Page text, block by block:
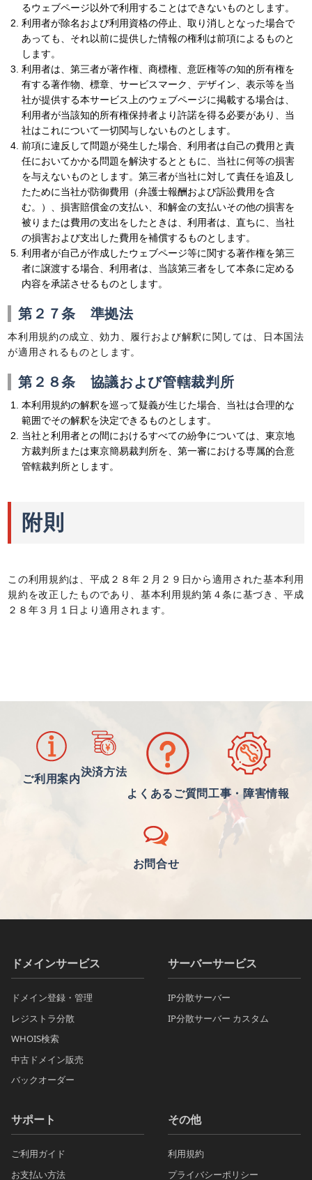
るウェブページ以外で利用することはできないものとします。
利用者が除名および利用資格の停止、取り消しとなった場合で
あっても、それ以前に提供した情報の権利は前項によるものと
します。
利用者は、第三者が著作権、商標権、意匠権等の知的所有権を
有する著作物、標章、サービスマーク、デザイン、表示等を当
社が提供する本サービス上のウェブページに掲載する場合は、
利用者が当該知的所有権保持者より許諾を得る必要があり、当
社はこれについて一切関与しないものとします。
前項に違反して問題が発生した場合、利用者は自己の費用と責
任においてかかる問題を解決するとともに、当社に何等の損害
を与えないものとします。第三者が当社に対して責任を追及し
たために当社が防御費用（弁護士報酬および訴訟費用を含
む。）、損害賠償金の支払い、和解金の支払いその他の損害を
被りまたは費用の支出をしたときは、利用者は、直ちに、当社
の損害および支出した費用を補償するものとします。
利用者が自己が作成したウェブページ等に関する著作権を第三
者に譲渡する場合、利用者は、当該第三者をして本条に定める
内容を承諾させるものとします。
第２７条 準拠法
本利用規約の成立、効力、履行および解釈に関しては、日本国法
が適用されるものとします。
第２８条 協議および管轄裁判所
本利用規約の解釈を巡って疑義が生じた場合、当社は合理的な
範囲でその解釈を決定できるものとします。
当社と利用者との間におけるすべての紛争については、東京地
方裁判所または東京簡易裁判所を、第一審における専属的合意
管轄裁判所とします。
附則
この利用規約は、平成２８年２月２９日から適用された基本利用
規約を改正したものであり、基本利用規約第４条に基づき、平成
２８年３月１日より適用されます。
ご利用案内
決済方法
よくあるご質問工事・障害情報
お問合せ
ドメインサービス
ドメイン登録・管理
レジストラ分散
WHOIS検索
中古ドメイン販売
バックオーダー
サーバーサービス
IP分散サーバー
IP分散サーバー カスタム
サポート
ご利用ガイド
お支払い方法
その他
利用規約
プライバシーポリシー